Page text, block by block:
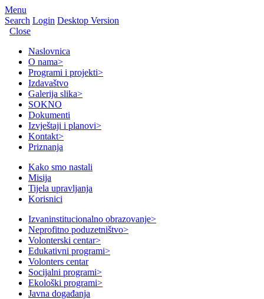
Menu
Search Login Desktop Version
Close
Naslovnica
O nama>
Programi i projekti>
Izdavaštvo
Galerija slika>
SOKNO
Dokumenti
Izvještaji i planovi>
Kontakt>
Priznanja
Kako smo nastali
Misija
Tijela upravljanja
Korisnici
Izvaninstitucionalno obrazovanje>
Neprofitno poduzetništvo>
Volonterski centar>
Edukativni programi>
Volonters centar
Socijalni programi>
Ekološki programi>
Javna događanja